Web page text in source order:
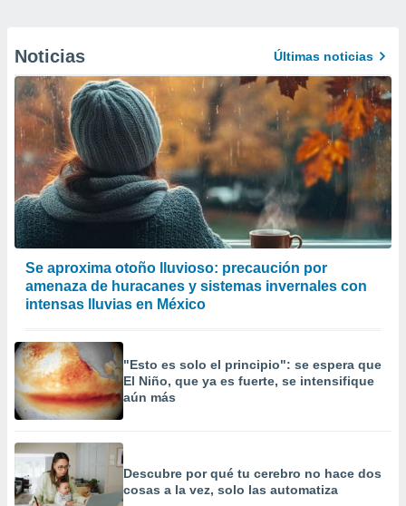
Noticias Últimas noticias
Se aproxima otoño lluvioso: precaución por
amenaza de huracanes y sistemas invernales con
intensas lluvias en México
"Esto es solo el principio": se espera que
El Niño, que ya es fuerte, se intensifique
aún más
Descubre por qué tu cerebro no hace dos
cosas a la vez, solo las automatiza